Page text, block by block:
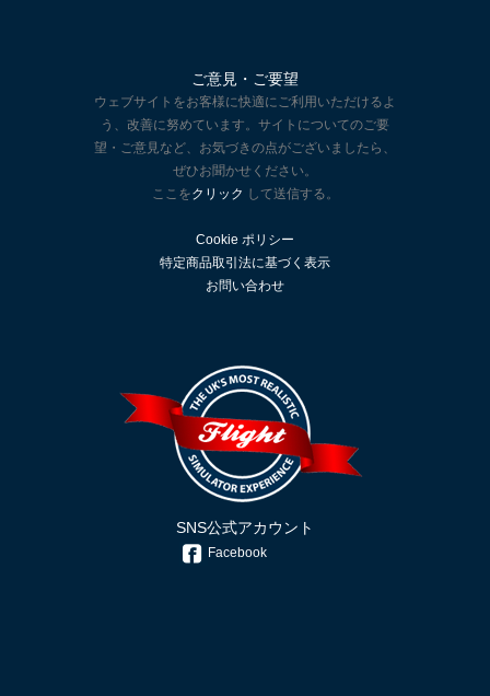
ご意見・ご要望
ウェブサイトをお客様に快適にご利用いただけるよ
う、改善に努めています。サイトについてのご要
望・ご意見など、お気づきの点がございましたら、
ぜひお聞かせください。
ここをクリック して送信する。
Cookie ポリシー
特定商品取引法に基づく表示
お問い合わせ
SNS公式アカウント
Facebook